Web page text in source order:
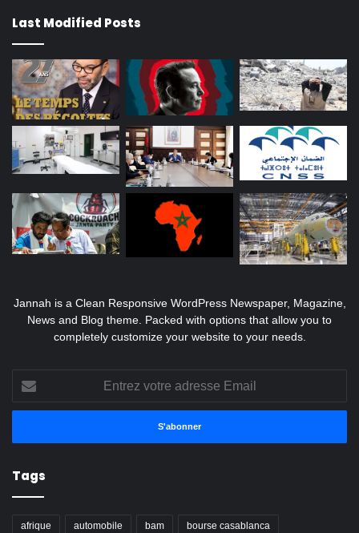
Last Modified Posts
Jannah is a Clean Responsive WordPress Newspaper, Magazine,
News and Blog theme. Packed with options that allow you to
completely customize your website to your needs.
votre
adresse
Tags
afrique automobile bam bourse casablanca